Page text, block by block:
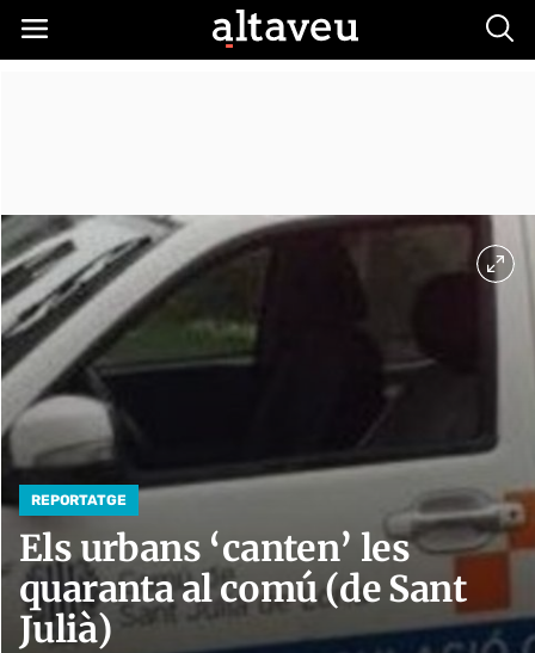
REPORTATGE
Els urbans ‘canten’ les
quaranta al comú (de Sant
Julià)